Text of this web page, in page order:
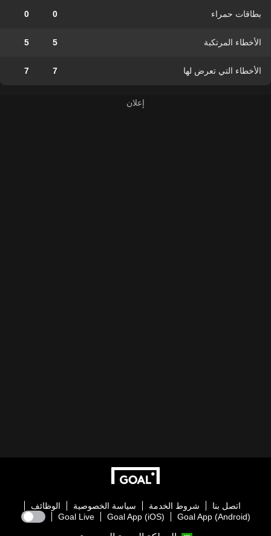
بطاقات حمراء 0
0
الأخطاء المرتكبة 5
5
الأخطاء التي تعرض لها 7
7
اتصل بنا شروط الخدمة سياسة الخصوصية
الوظائف
Goal App (Android)
Goal App (iOS)
Goal Live